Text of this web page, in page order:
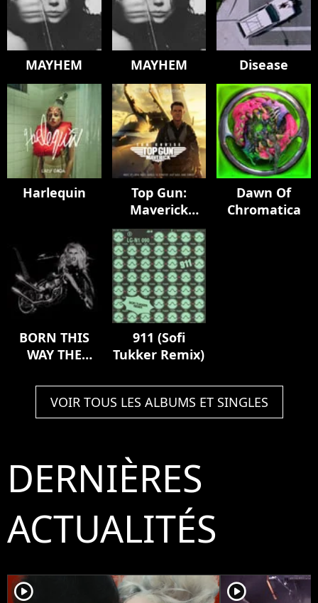
MAYHEM MAYHEM Disease
Harlequin
Top Gun:
Maverick
(Music From
The Motion
Picture)
Dawn Of
Chromatica
BORN THIS
WAY THE
ANNIVERSARY
911 (Sofi
Tukker Remix)
VOIR TOUS LES ALBUMS ET SINGLES
DERNIÈRES
ACTUALITÉS
player2 player2